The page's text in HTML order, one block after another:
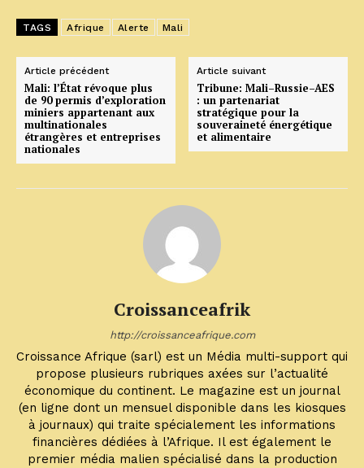
TAGS Afrique Alerte Mali
Article précédent
Mali: l’État révoque plus
de 90 permis d’exploration
miniers appartenant aux
multinationales
étrangères et entreprises
nationales
Article suivant
Tribune: Mali–Russie–AES
: un partenariat
stratégique pour la
souveraineté énergétique
et alimentaire
Croissanceafrik
http://croissanceafrique.com
Croissance Afrique (sarl) est un Média multi-support qui
propose plusieurs rubriques axées sur l’actualité
économique du continent. Le magazine est un journal
(en ligne dont un mensuel disponible dans les kiosques
à journaux) qui traite spécialement les informations
financières dédiées à l’Afrique. Il est également le
premier média malien spécialisé dans la production